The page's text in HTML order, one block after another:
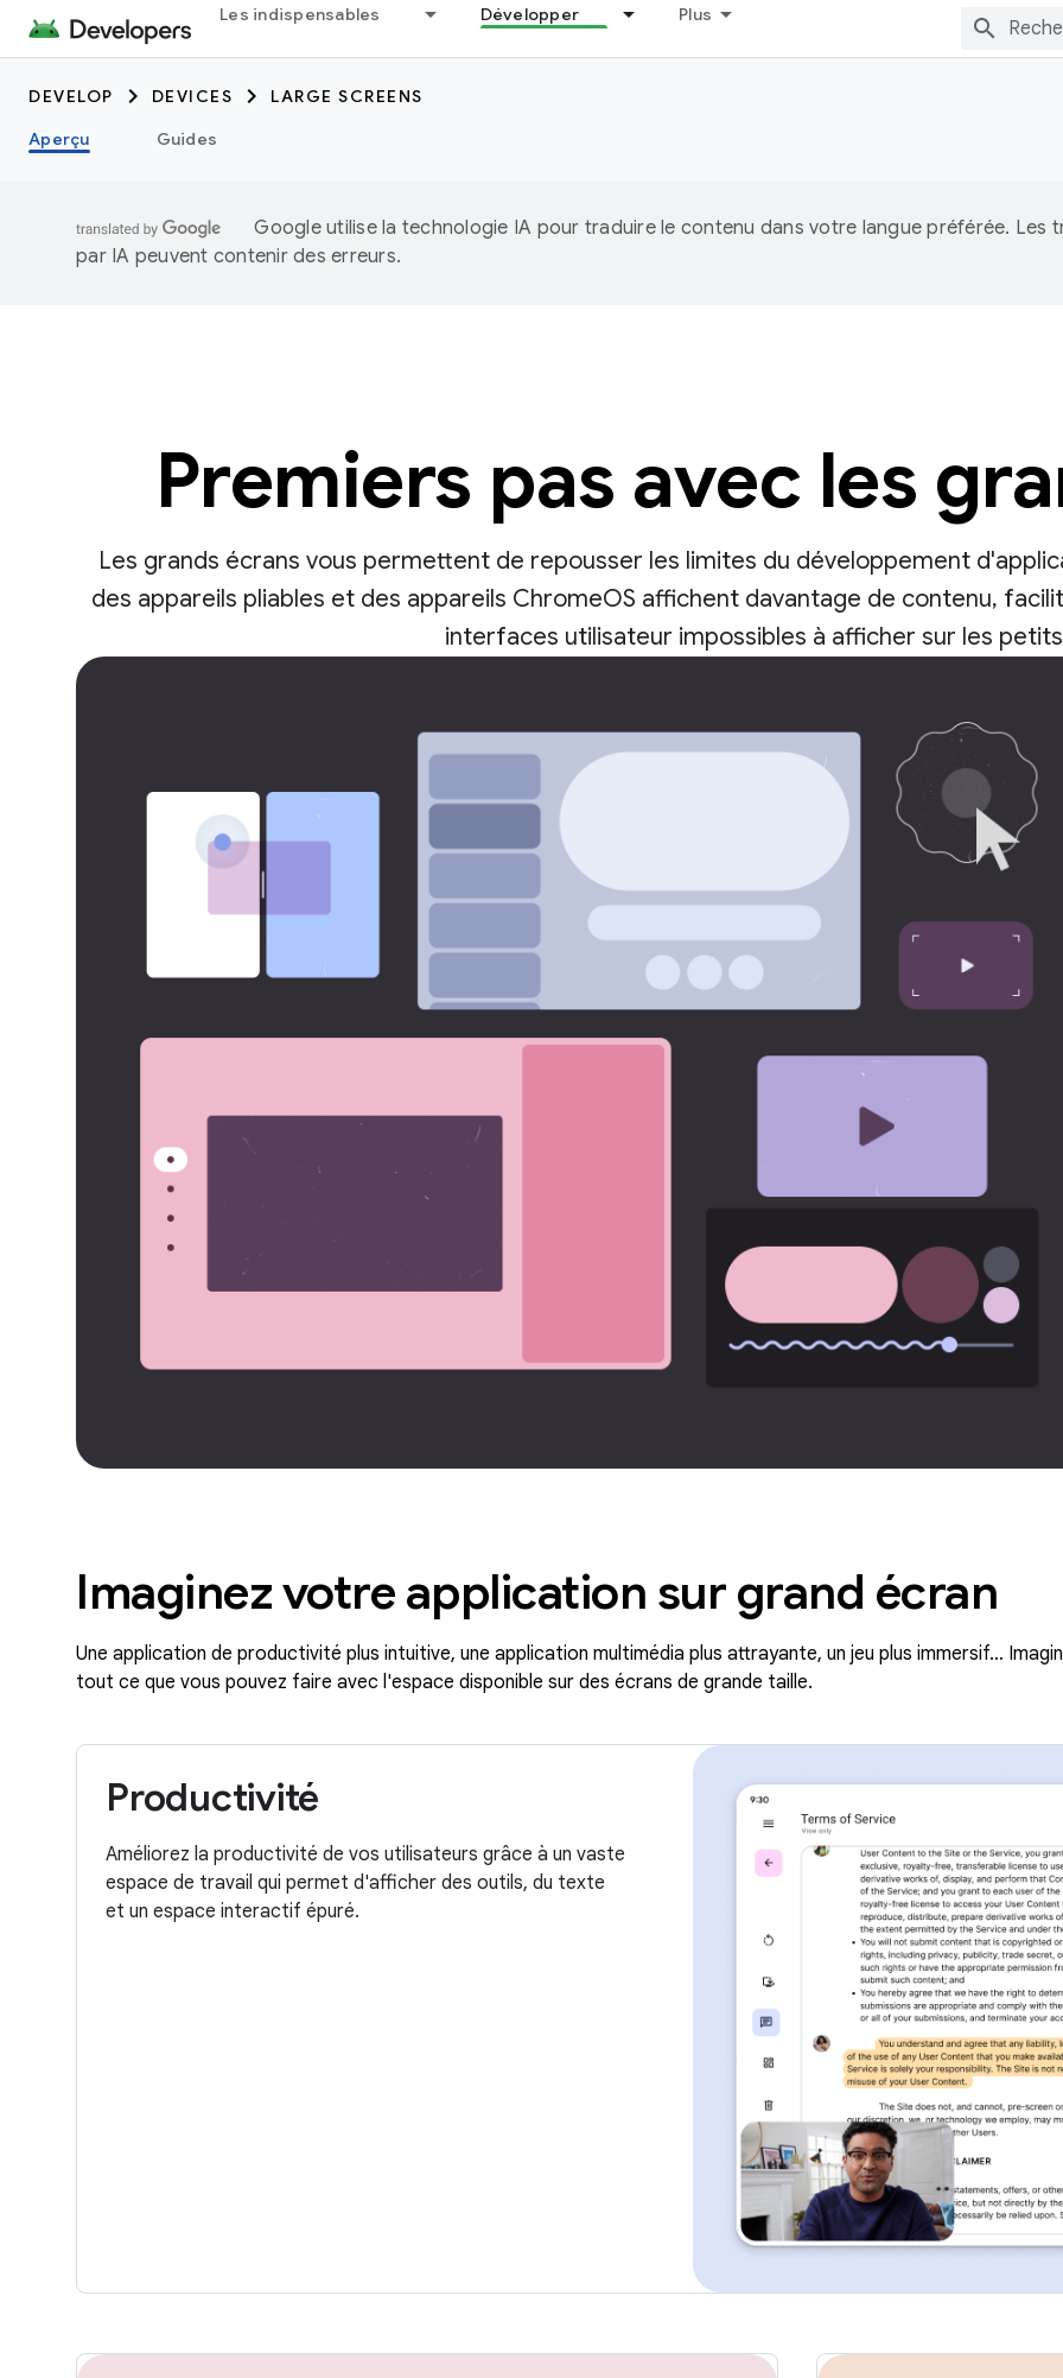
Les indispensables Développer Plus
DEVELOP DEVICES
LARGE SCREENS
Aperçu
Guides
Google utilise la technologie IA pour traduire le contenu dans votre langue préférée. Les
par IA peuvent contenir des erreurs.
Premiers pas avec les
Les grands écrans vous permettent de repousser les limites du développement
des appareils pliables et des appareils ChromeOS affichent davantage de contenu,
interfaces utilisateur impossibles à afficher sur les
Imaginez votre application sur grand écran
Une application de productivité plus intuitive, une application multimédia plus attrayante, un jeu plus immersif…
tout ce que vous pouvez faire avec l'espace disponible sur des écrans de grande taille.
Productivité
Améliorez la productivité de vos utilisateurs grâce à un vaste
espace de travail qui permet d'afficher des outils, du texte
et un espace interactif épuré.